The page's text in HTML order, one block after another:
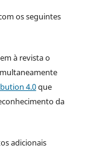
os seguintes
à revista o
4.0que
da
adicionais